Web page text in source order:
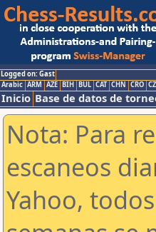
Logged on: Gast
Arabic ARM AZE BIH BUL CAT CHN CRO
Inicio Base de datos de
Nota: Para
escaneos
Yahoo,